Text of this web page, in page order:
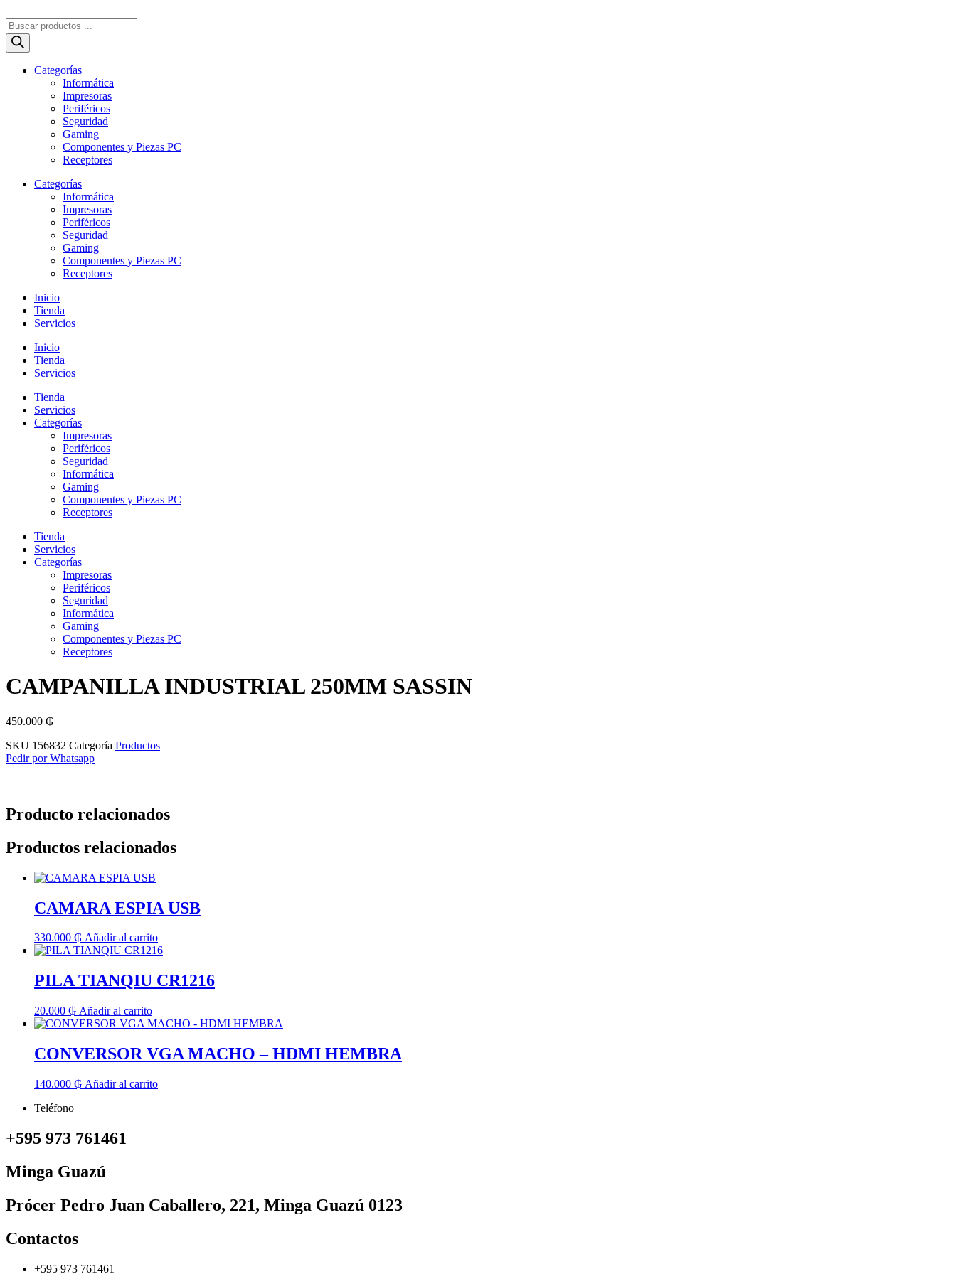
al
contenido
Búsqueda
de
productos
Categorías
Informática
Impresoras
Periféricos
Seguridad
Gaming
Componentes y Piezas PC
Receptores
Categorías
Informática
Impresoras
Periféricos
Seguridad
Gaming
Componentes y Piezas PC
Receptores
Inicio
Tienda
Servicios
Inicio
Tienda
Servicios
Tienda
Servicios
Categorías
Impresoras
Periféricos
Seguridad
Informática
Gaming
Componentes y Piezas PC
Receptores
Tienda
Servicios
Categorías
Impresoras
Periféricos
Seguridad
Informática
Gaming
Componentes y Piezas PC
Receptores
CAMPANILLA INDUSTRIAL 250MM SASSIN
450.000 ₲
SKU 156832 Categoría Productos
Pedir por Whatsapp
Producto relacionados
Productos relacionados
CAMARA ESPIA USB
330.000 ₲ Añadir al carrito
PILA TIANQIU CR1216
20.000 ₲ Añadir al carrito
CONVERSOR VGA MACHO – HDMI HEMBRA
140.000 ₲ Añadir al carrito
Teléfono
+595 973 761461
Minga Guazú
Prócer Pedro Juan Caballero, 221, Minga Guazú 0123
Contactos
+595 973 761461